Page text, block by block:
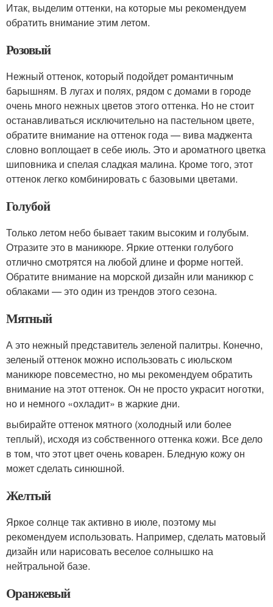
Итак, выделим оттенки, на которые мы рекомендуем
обратить внимание этим летом.
Розовый
Нежный оттенок, который подойдет романтичным
барышням. В лугах и полях, рядом с домами в городе
очень много нежных цветов этого оттенка. Но не стоит
останавливаться исключительно на пастельном цвете,
обратите внимание на оттенок года — вива маджента
словно воплощает в себе июль. Это и ароматного цветка
шиповника и спелая сладкая малина. Кроме того, этот
оттенок легко комбинировать с базовыми цветами.
Голубой
Только летом небо бывает таким высоким и голубым.
Отразите это в маникюре. Яркие оттенки голубого
отлично смотрятся на любой длине и форме ногтей.
Обратите внимание на морской дизайн или маникюр с
облаками — это один из трендов этого сезона.
Мятный
А это нежный представитель зеленой палитры. Конечно,
зеленый оттенок можно использовать с июльском
маникюре повсеместно, но мы рекомендуем обратить
внимание на этот оттенок. Он не просто украсит ноготки,
но и немного «охладит» в жаркие дни.
выбирайте оттенок мятного (холодный или более
теплый), исходя из собственного оттенка кожи. Все дело
в том, что этот цвет очень коварен. Бледную кожу он
может сделать синюшной.
Желтый
Яркое солнце так активно в июле, поэтому мы
рекомендуем использовать. Например, сделать матовый
дизайн или нарисовать веселое солнышко на
нейтральной базе.
Оранжевый